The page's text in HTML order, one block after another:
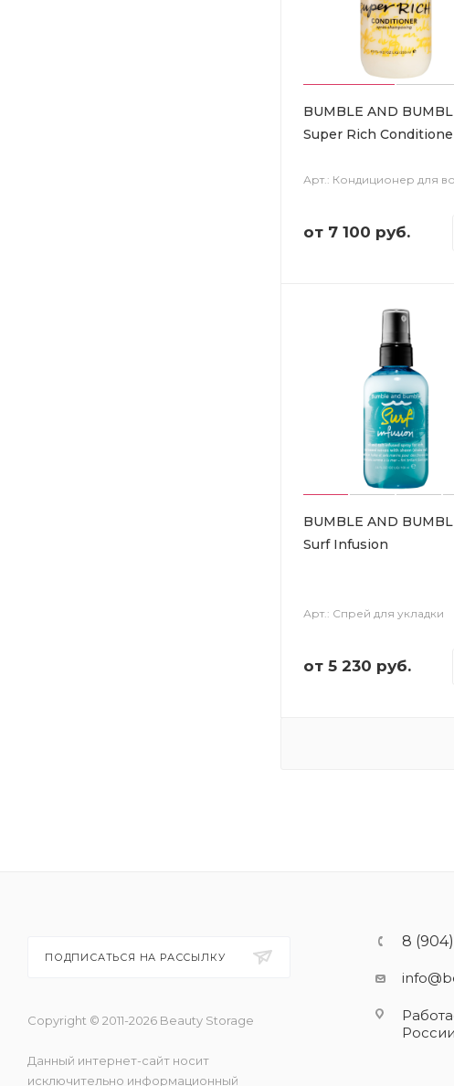
BUMBLE AND
Super Rich
Арт.: Кондиционер для
от 7 100 руб.
BUMBLE AND
Surf Infusion
Арт.: Спрей для укладки
от 5 230 руб.
ПОДПИСАТЬСЯ НА РАССЫЛКУ
Copyright © 2011-2026 Beauty Storage
Данный интернет-сайт носит
исключительно информационный
8